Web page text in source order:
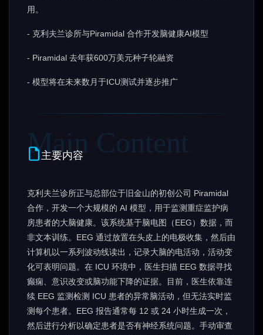
用。
- 克利夫兰诊所与Piramidal 合作开发脑健康AI模型
- Piramidal 去年获600万美元种子轮融资
- 模型将在未来数月于ICU测试并逐步推广
主要内容
克利夫兰诊所正与总部位于旧金山的初创公司 Piramidal
合作，开发一个大规模的 AI 模型，用于监测重症监护病
房患者的大脑健康。该系统基于脑电图（EEG）数据，而
非文本训练。EEG 通过放置在头皮上的电极收集，然后由
计算机以一系列波动线读出，记录大脑的电活动，活动变
化可表明问题。在 ICU 环境中，医生扫描 EEG 数据寻找
癫痫、意识改变或脑功能下降的证据。目前，医生依靠连
续 EEG 监测检测 ICU 患者的异常脑活动，但无法实时监
测每个患者。EEG 报告通常每 12 或 24 小时生成一次，
然后进行分析以确定患者是否有神经系统问题。手动审查